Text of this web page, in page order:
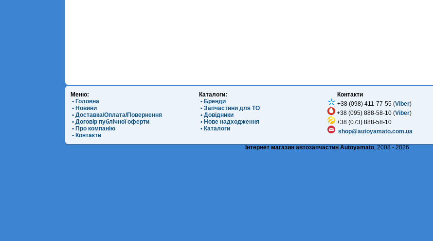
Меню:
• Головна
• Новини
• Доставка/Оплата/Повернення
• Договір публічної оферти
• Про компанію
• Контакти
Каталоги:
• Бренди
• Запчастини для ТО
• Довідники
• Нове надходження
• Каталоги
Контакти
+38 (098) 411-77-55 (Viber)
+38 (095) 888-58-10 (Viber)
+38 (073) 888-58-10
shop@autoyamato.com.ua
Інтернет магазин автозапчастин Autoyamato, 2008 - 2026